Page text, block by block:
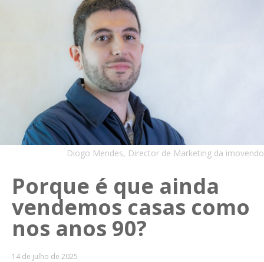
Diogo Mendes, Director de Marketing da imovendo
Porque é que ainda
vendemos casas como
nos anos 90?
14 de julho de 2025